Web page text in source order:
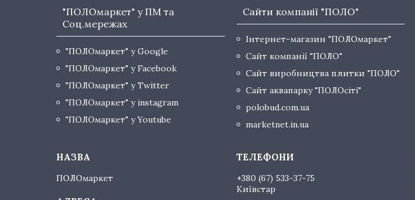
"ПОЛОмаркет" у ПМ та
Соц.мережах
"ПОЛОмаркет" у Google
"ПОЛОмаркет" у Facebook
"ПОЛОмаркет" у Twitter
"ПОЛОмаркет" у instagram
"ПОЛОмаркет" у Youtube
Сайти компанії "ПОЛО"
Інтернет-магазин "ПОЛОмаркет"
Сайт компанії "ПОЛО"
Сайт виробництва плитки "ПОЛО"
Сайт аквапарку "ПОЛОсіті"
polobud.com.ua
marketnet.in.ua
ПОЛОмаркет
+380 (67) 533-37-75
Київстар